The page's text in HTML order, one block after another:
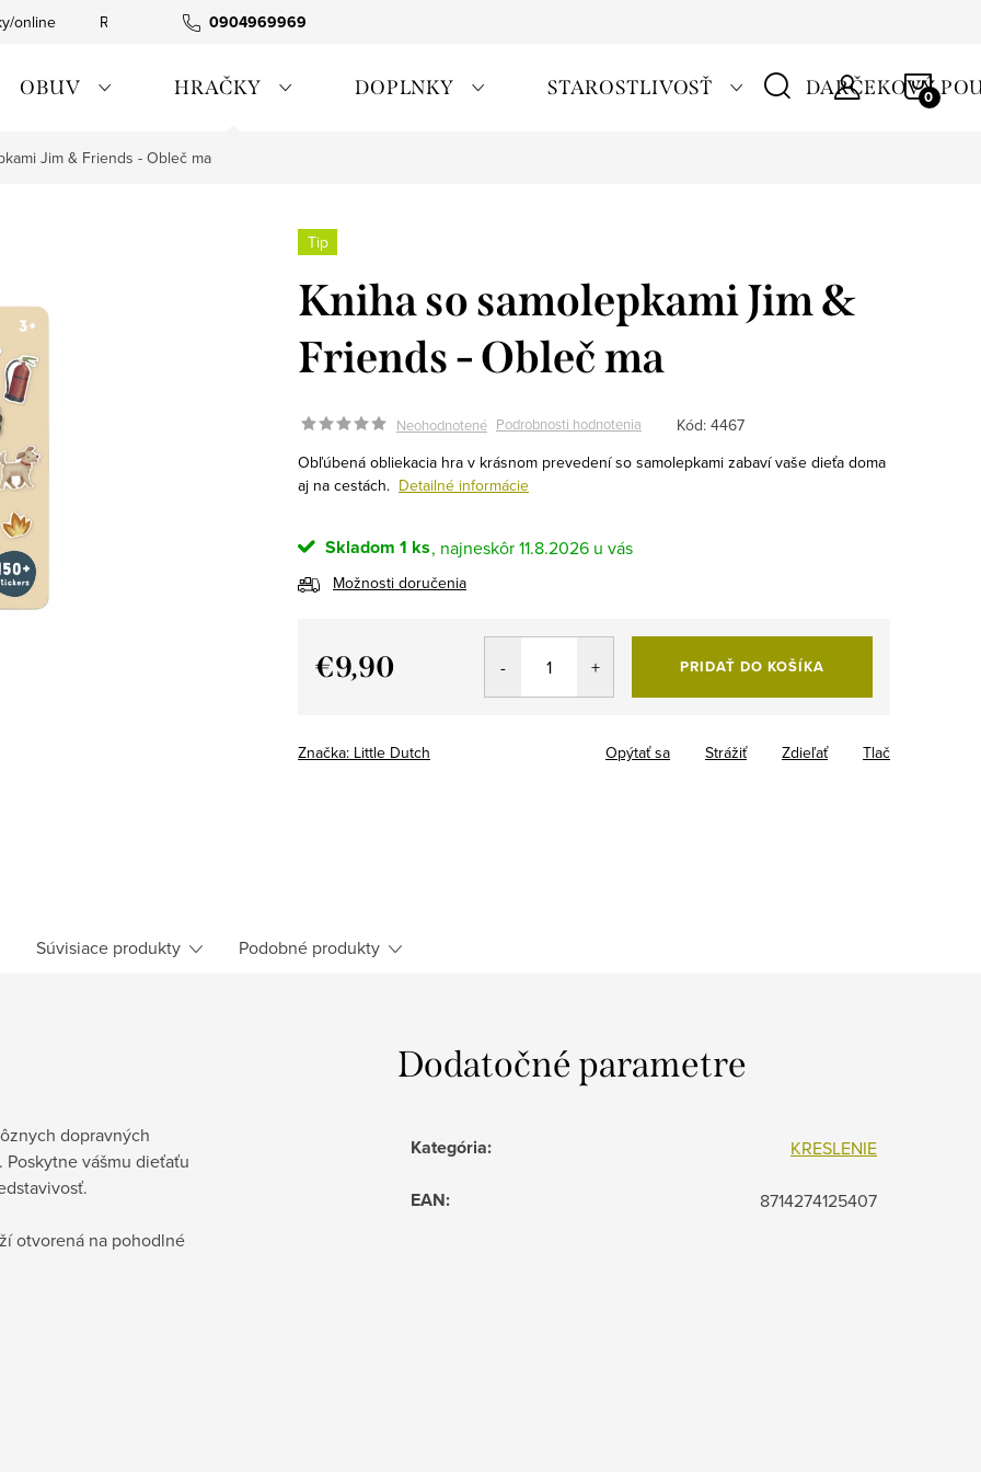
0904969969
online Rýchla expedícia Tovar skladom
OBUV HRAČKY DOPLNKY STAROSTLIVOSŤ DARČEKOVÝ
Jim & Friends - Obleč ma
Tip
Kniha so samolepkami Jim &
Friends - Obleč ma
Neohodnotené Podrobnosti hodnotenia Kód: 4467
Obľúbená obliekacia hra v krásnom prevedení so samolepkami zabaví vaše dieťa doma
aj na cestách. Detailné informácie
Skladom 1 ks 11.8.2026
Možnosti doručenia
€9,90 PRIDAŤ DO KOŠÍKA
Značka: Little Dutch Tlač
Opýtať sa Strážiť Zdieľať
Súvisiace produkty Podobné produkty
dopravných
Poskytne vášmu dieťaťu
otvorená na pohodlné
Dodatočné parametre
Kategória: KRESLENIE
EAN: 8714274125407